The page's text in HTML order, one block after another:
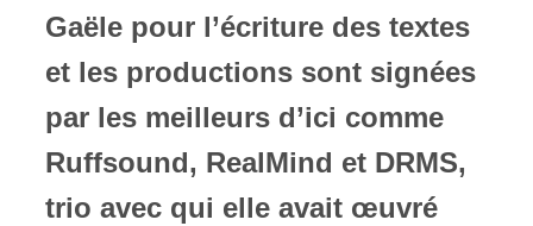
Gaële pour l’écriture des textes
et les productions sont signées
par les meilleurs d’ici comme
Ruffsound, RealMind et DRMS,
trio avec qui elle avait œuvré